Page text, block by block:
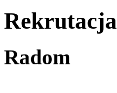
Rekrutacja
Radom